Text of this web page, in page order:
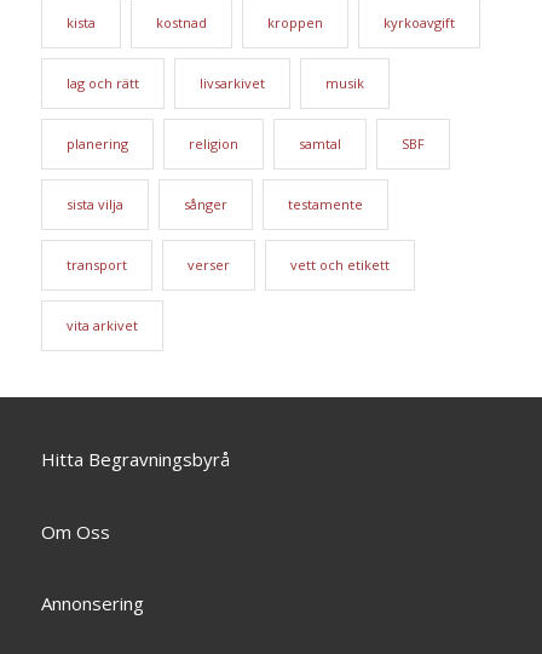
kista kostnad kroppen kyrkoavgift
lag och rätt livsarkivet musik
planering religion samtal SBF
sista vilja sånger testamente
transport verser vett och etikett
vita arkivet
Hitta Begravningsbyrå
Om Oss
Annonsering